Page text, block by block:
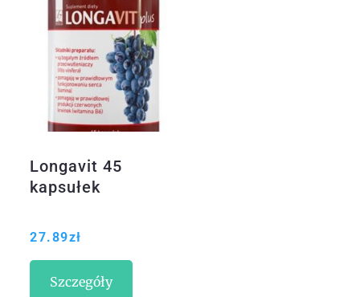
Longavit 45
kapsułek
27.89zł
Szczegóły